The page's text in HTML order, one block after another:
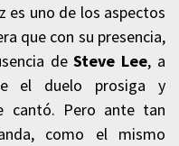
es uno de los aspectos
que con su presencia,
deSteve Lee, a
el duelo prosiga y
cantó. Pero ante tan
como el mismo